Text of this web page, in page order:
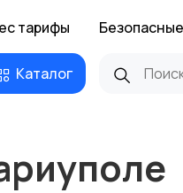
тарифы
Каталог